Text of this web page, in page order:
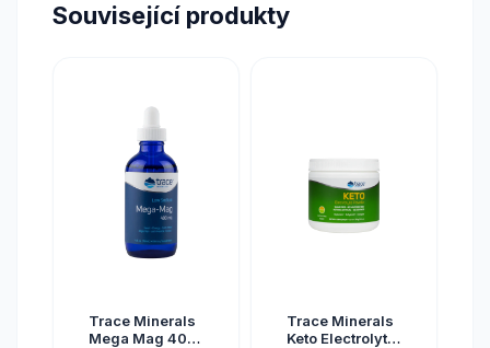
Související produkty
Trace Minerals
Mega Mag 400
Trace Minerals
Keto Electrolyte